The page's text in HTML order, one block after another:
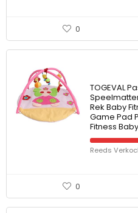
0
TOGEVAL
Rek Baby
Game Pad
Fitness
Reeds
0